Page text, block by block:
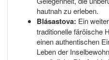
hautnah zu erleben.
Blásastova: Ein
traditionelle färöische
einen authentischen
Leben der